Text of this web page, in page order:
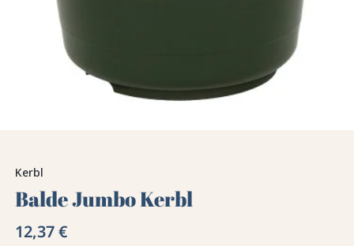
Kerbl
Balde Jumbo Kerbl
12,37 €